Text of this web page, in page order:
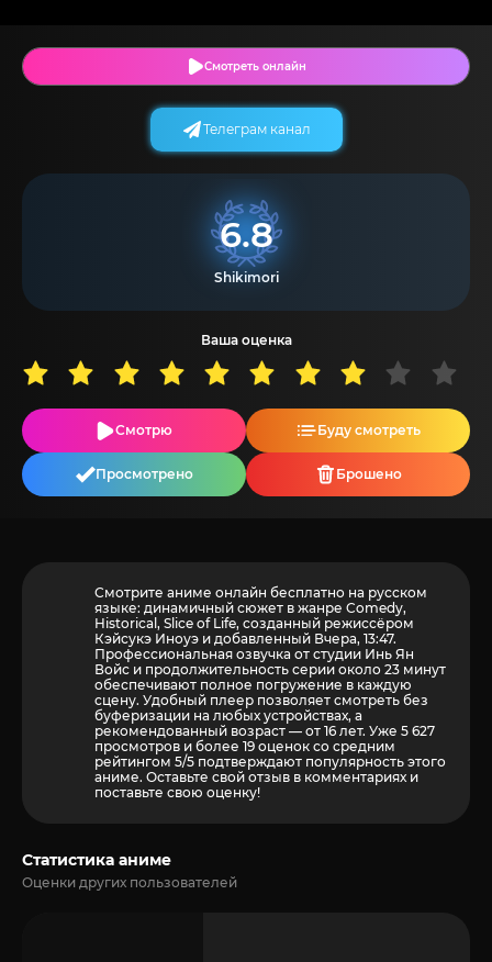
Смотреть онлайн
6.8
Shikimori
Ваша оценка
Смотрю Буду смотреть
Просмотрено Брошено
Телеграм канал
Смотрите аниме онлайн бесплатно на русском
языке: динамичный сюжет в жанре Comedy,
Historical, Slice of Life, созданный режиссёром
Кэйсукэ Иноуэ и добавленный Вчера, 13:47.
Профессиональная озвучка от студии Инь Ян
Войс и продолжительность серии около 23 минут
обеспечивают полное погружение в каждую
сцену. Удобный плеер позволяет смотреть без
буферизации на любых устройствах, а
рекомендованный возраст — от 16 лет. Уже 5 627
просмотров и более 19 оценок со средним
рейтингом 5/5 подтверждают популярность этого
аниме. Оставьте свой отзыв в комментариях и
поставьте свою оценку!
Статистика аниме
Оценки других пользователей